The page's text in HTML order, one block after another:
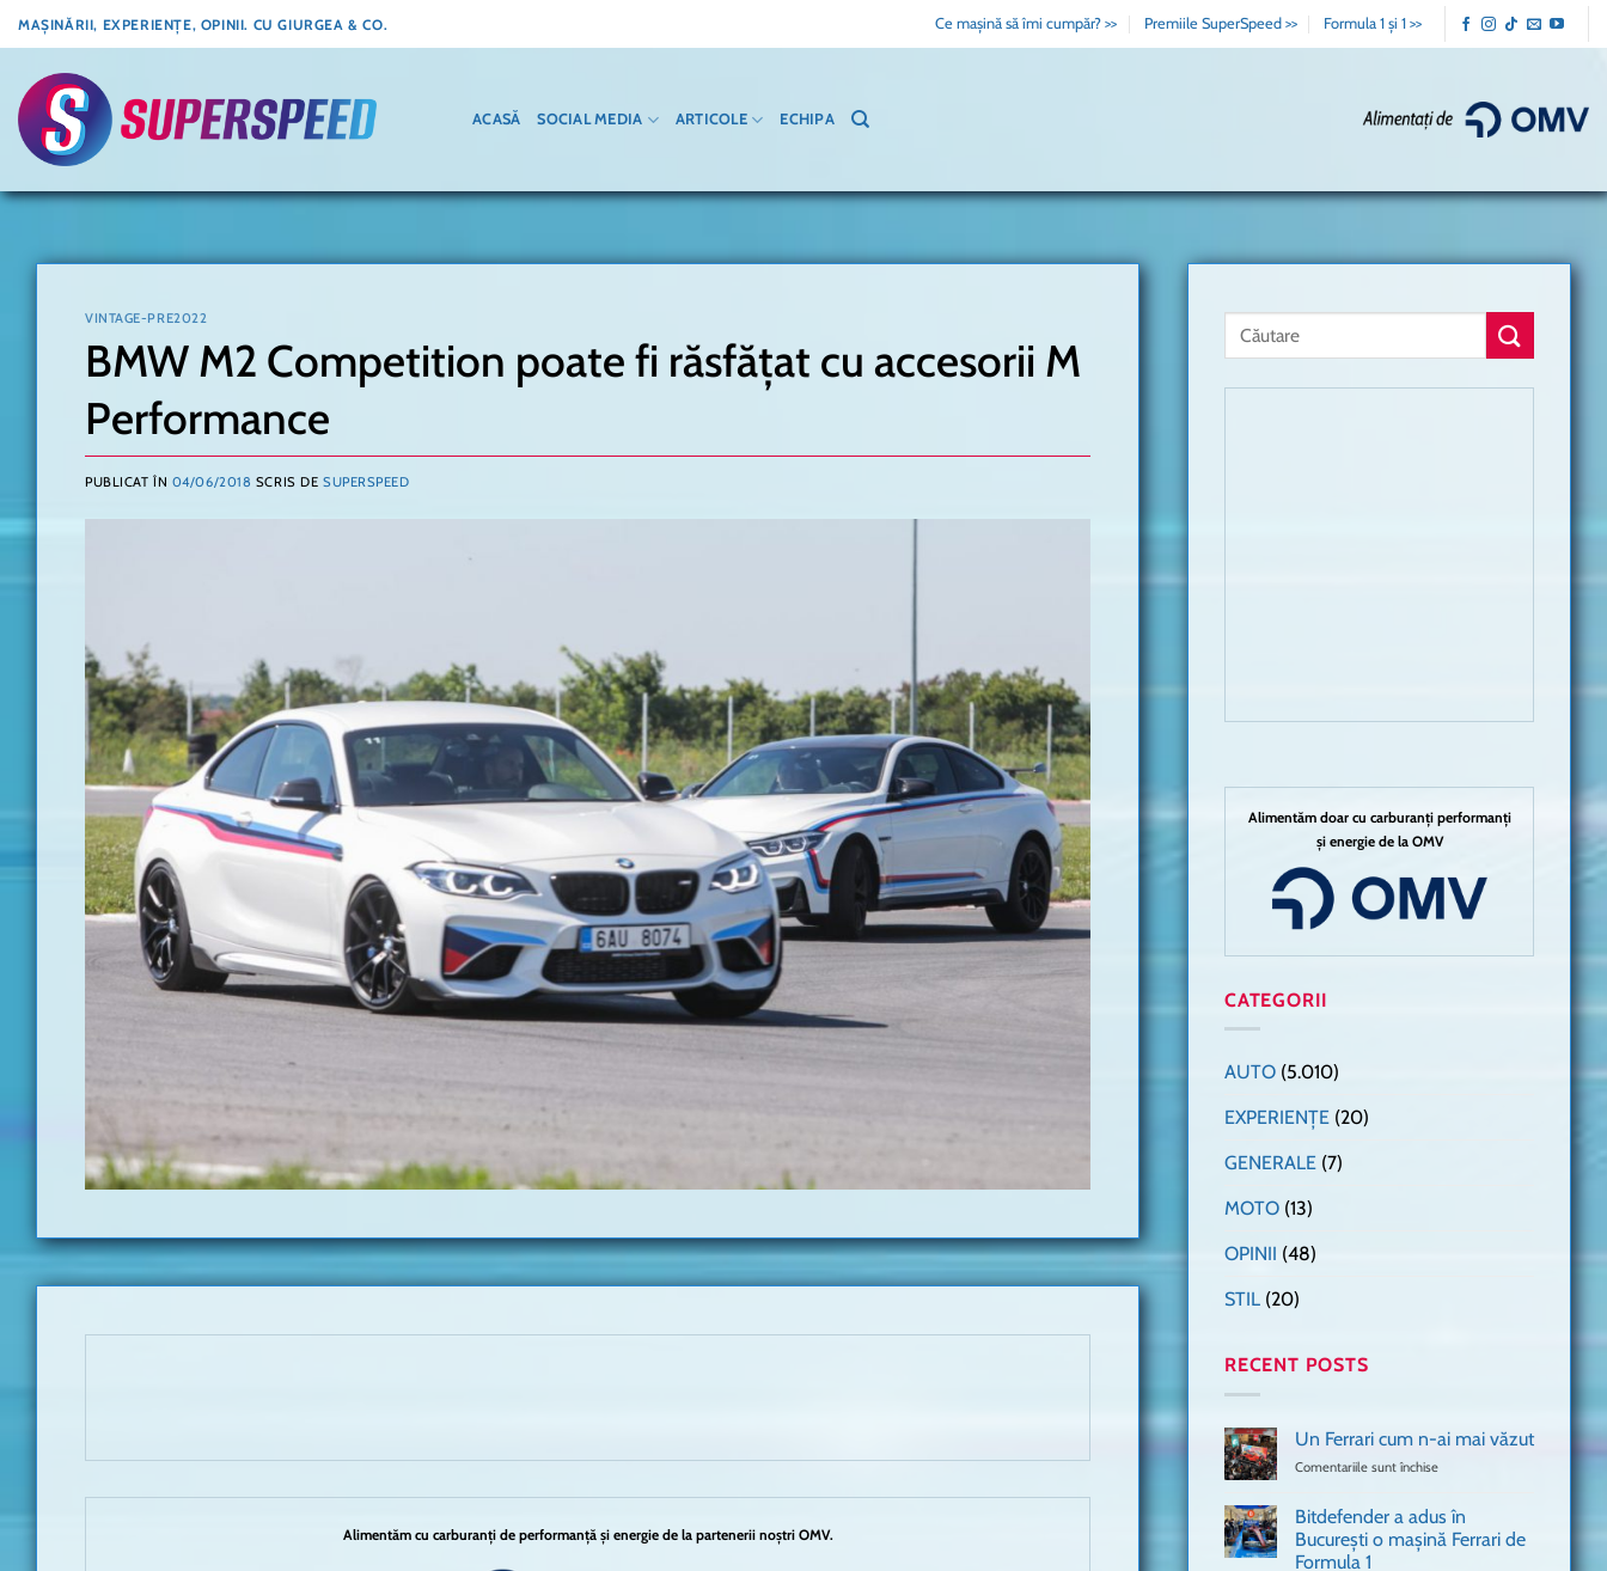
Skip
to
content
MAȘINĂRII, EXPERIENȚE, OPINII. CU GIURGEA & CO. Ce mașină să îmi cumpăr? >> Premiile SuperSpeed >> Formula 1 și 1 >>
ACASĂ SOCIAL MEDIA ARTICOLE ECHIPA
VINTAGE-PRE2022
BMW M2 Competition poate fi răsfățat cu accesorii M
Performance
PUBLICAT ÎN 04/06/2018 SCRIS DE SUPERSPEED
Alimentăm cu carburanți de performanță și energie de la partenerii noștri OMV.
Alimentăm doar cu carburanți performanți
și energie de la OMV
CATEGORII
AUTO (5.010)
EXPERIENȚE (20)
GENERALE (7)
MOTO (13)
OPINII (48)
STIL (20)
RECENT POSTS
Un Ferrari cum n-ai mai văzut
Comentariile sunt închise
Ferrari
cum
n-
Bitdefender a adus în
București o mașină Ferrari de
Formula 1